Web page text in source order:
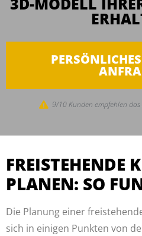
9/10 Kunden empfehlen
FREISTEHENDE
PLANEN: SO
Die Planung einer
sich in einigen Punkten von